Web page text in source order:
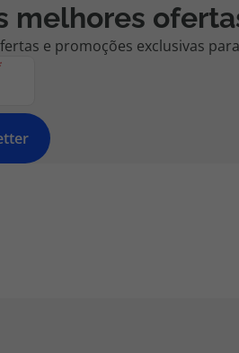
melhores
e promoções exclusivas